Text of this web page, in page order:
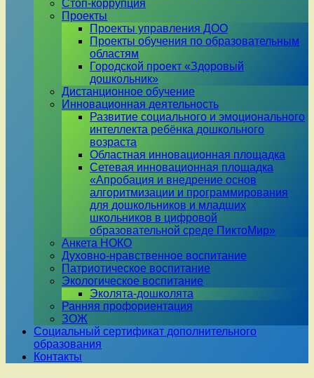
Стоп-коррупция
Проекты
Проекты управления ДОО
Проекты обучения по образовательным
областям
Городской проект «Здоровый
дошкольник»
Дистанционное обучение
Инновационная деятельность
Развитие социального и эмоционального
интеллекта ребёнка дошкольного
возраста
Областная инновационная площадка
Сетевая инновационная площадка
«Апробация и внедрение основ
алгоритмизации и программирования
для дошкольников и младших
школьников в цифровой
образовательной среде ПиктоМир»
Анкета НОКО
Духовно-нравственное воспитание
Патриотическое воспитание
Экологическое воспитание
Эколята-дошколята
Ранняя профориентация
ЗОЖ
Социальный сертификат дополнительного
образования
Контакты